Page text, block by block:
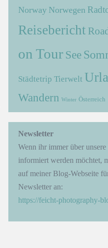
Norway Norwegen
Reisebericht
on Tour See
Städtetrip Tierwelt
Wandern Winter Österreich
Newsletter
Wenn ihr immer über unsere
informiert werden möchtet,
auf meiner Blog-Webseite
Newsletter an:
https://feicht-photography-